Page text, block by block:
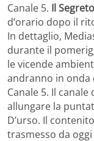
Canale 5. Il
d’orario dopo il
In dettaglio,
durante il
le vicende
andranno in onda
Canale 5. Il
allungare la
D’urso. Il
trasmesso da